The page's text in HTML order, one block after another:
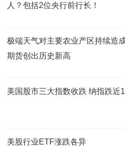
人？包括2位央行前行长！
极端天气对主要农业产区持续造
期货创出历史新高
美国股市三大指数收跌 纳指跌近
美股行业ETF涨跌各异